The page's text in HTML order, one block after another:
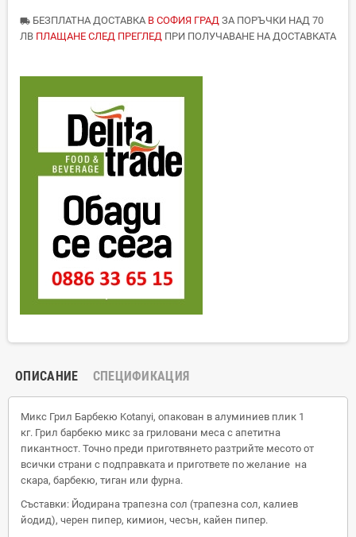
local_shipping БЕЗПЛАТНА ДОСТАВКА В СОФИЯ ГРАД ЗА ПОРЪЧКИ НАД 70
ЛВ ПЛАЩАНЕ СЛЕД ПРЕГЛЕД ПРИ ПОЛУЧАВАНЕ НА ДОСТАВКАТА
ОПИСАНИЕ СПЕЦИФИКАЦИЯ
Микс Грил Барбекю Kotanyi, опакован в алуминиев плик 1
кг. Грил барбекю микс за гриловани меса с апетитна
пикантност. Точно преди приготвянето разтрийте месото от
всички страни с подправката и пригответе по желание на
скара, барбекю, тиган или фурна.
Съставки: Йодирана трапезна сол (трапезна сол, калиев
йодид), черен пипер, кимион, чесън, кайен пипер.